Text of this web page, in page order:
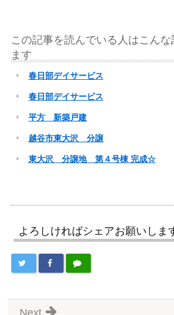
この記事を読んでいる人はこん
ます
春日部デイサービス
春日部デイサービス
平方 新築戸建
越谷市東大沢 分譲
東大沢 分譲地 第４号棟 完成☆
よろしければシェアお願いしま
Next